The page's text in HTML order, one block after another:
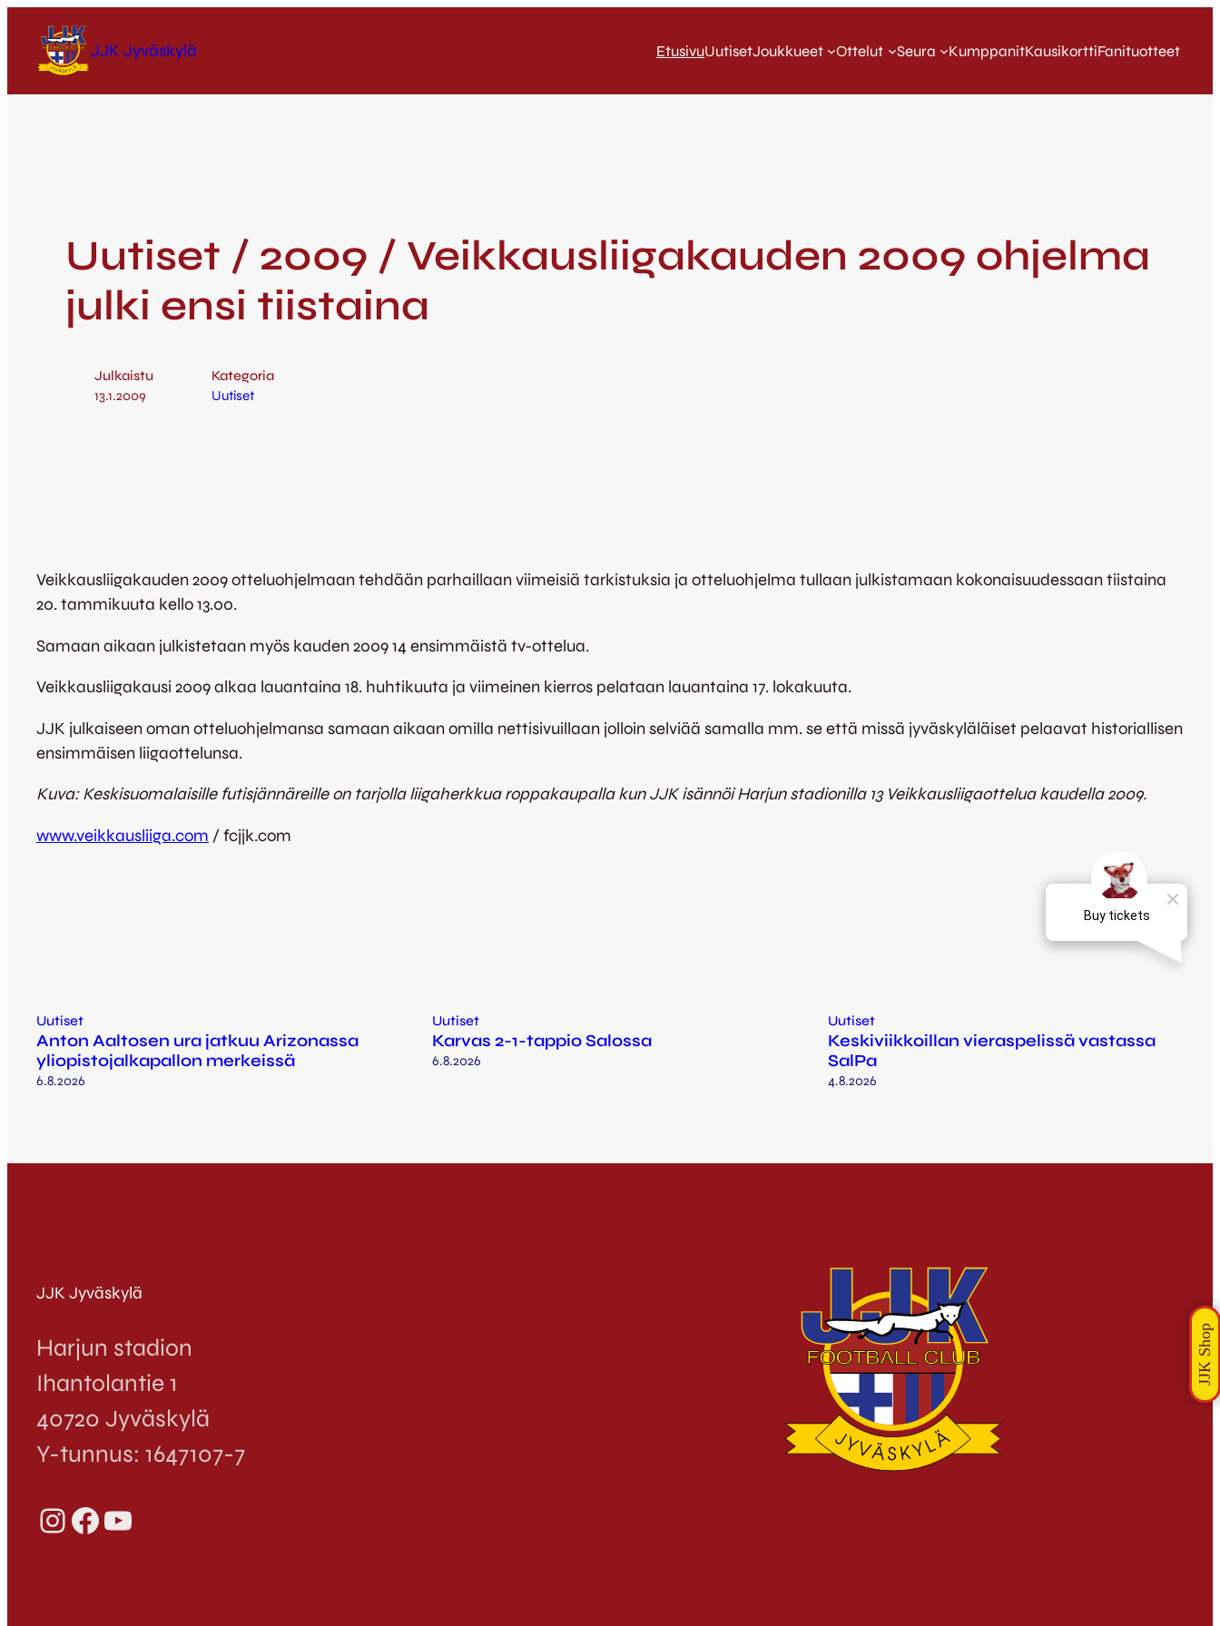
JJK Jyväskylä EtusivuUutisetJoukkueet Ottelut Seura KumppanitKausikorttiFanituotteet
Uutiset / 2009 / Veikkausliigakauden 2009 ohjelma
julki ensi tiistaina
Julkaistu
13.1.2009
Kategoria
Uutiset
Veikkausliigakauden 2009 otteluohjelmaan tehdään parhaillaan viimeisiä tarkistuksia ja otteluohjelma tullaan julkistamaan kokonaisuudessaan tiistaina
20. tammikuuta kello 13.00.
Samaan aikaan julkistetaan myös kauden 2009 14 ensimmäistä tv-ottelua.
Veikkausliigakausi 2009 alkaa lauantaina 18. huhtikuuta ja viimeinen kierros pelataan lauantaina 17. lokakuuta.
JJK julkaiseen oman otteluohjelmansa samaan aikaan omilla nettisivuillaan jolloin selviää samalla mm. se että missä jyväskyläläiset pelaavat historiallisen
ensimmäisen liigaottelunsa.
Kuva: Keskisuomalaisille futisjännäreille on tarjolla liigaherkkua roppakaupalla kun JJK isännöi Harjun stadionilla 13 Veikkausliigaottelua kaudella 2009.
www.veikkausliiga.com / fcjjk.com
Uutiset
Anton Aaltosen ura jatkuu Arizonassa
yliopistojalkapallon merkeissä
6.8.2026
Uutiset
Karvas 2-1-tappio Salossa
6.8.2026
Uutiset
Keskiviikkoillan vieraspelissä vastassa
SalPa
4.8.2026
JJK Jyväskylä
Harjun stadion
Ihantolantie 1
40720 Jyväskylä
Y-tunnus: 1647107-7
InstagramFacebook YouTube